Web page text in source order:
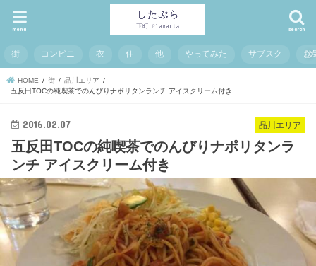
search
menu
街 コンビニ 衣 住 他 やってみた サブスク お
HOME 街
品川エリア
五反田TOCの純喫茶でのんびりナポリタンランチ アイスクリーム付き
品川エリア
2016.02.07
五反田TOCの純喫茶でのんびりナポリタンラ
ンチ アイスクリーム付き